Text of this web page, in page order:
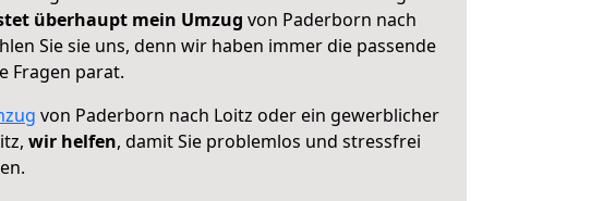
überhaupt mein Umzug von Paderborn nach
Sie sie uns, denn wir haben immer die passende
Fragen parat.
von Paderborn nach Loitz oder ein gewerblicher
wir helfen, damit Sie problemlos und stressfrei